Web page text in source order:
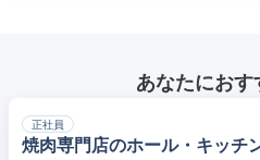
あなたにおす
正社員
焼肉専門店のホール・キッチ